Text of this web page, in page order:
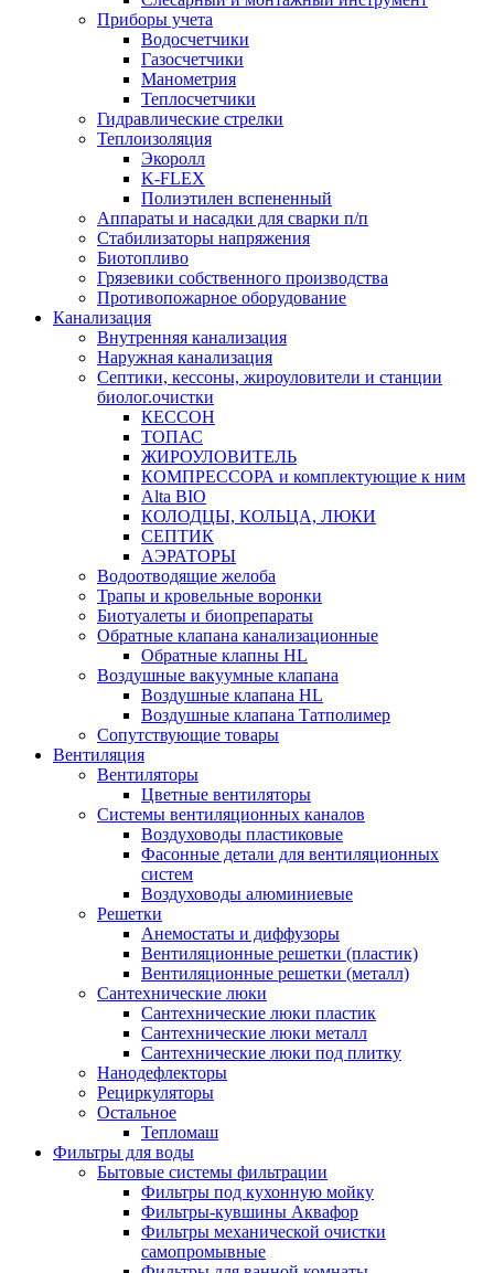
Приборы учета
Водосчетчики
Газосчетчики
Манометрия
Теплосчетчики
Гидравлические стрелки
Теплоизоляция
Экоролл
K-FLEX
Полиэтилен вспененный
Аппараты и насадки для сварки п/п
Стабилизаторы напряжения
Биотопливо
Грязевики собственного производства
Противопожарное оборудование
Канализация
Внутренняя канализация
Наружная канализация
Септики, кессоны, жироуловители и станции
биолог.очистки
КЕССОН
ТОПАС
ЖИРОУЛОВИТЕЛЬ
КОМПРЕССОРА и комплектующие к ним
Alta BIO
КОЛОДЦЫ, КОЛЬЦА, ЛЮКИ
СЕПТИК
АЭРАТОРЫ
Водоотводящие желоба
Трапы и кровельные воронки
Биотуалеты и биопрепараты
Обратные клапана канализационные
Обратные клапны HL
Воздушные вакуумные клапана
Воздушные клапана HL
Воздушные клапана Татполимер
Сопутствующие товары
Вентиляция
Вентиляторы
Цветные вентиляторы
Системы вентиляционных каналов
Воздуховоды пластиковые
Фасонные детали для вентиляционных
систем
Воздуховоды алюминиевые
Решетки
Анемостаты и диффузоры
Вентиляционные решетки (пластик)
Вентиляционные решетки (металл)
Сантехнические люки
Сантехнические люки пластик
Сантехнические люки металл
Сантехнические люки под плитку
Нанодефлекторы
Рециркуляторы
Остальное
Тепломаш
Фильтры для воды
Бытовые системы фильтрации
Фильтры под кухонную мойку
Фильтры-кувшины Аквафор
Фильтры механической очистки
самопромывные